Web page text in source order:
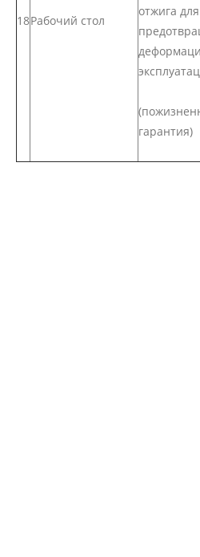
18Рабочий стол
отжига для
гарантия)